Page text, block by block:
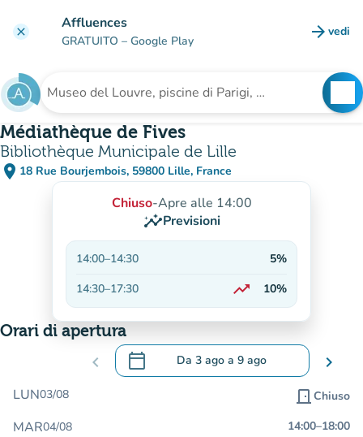
clear Affluences
GRATUITO – Google Play arrow_forward vedi
Cerca una struttura
Médiathèque de Fives
Bibliothèque Municipale de Lille
place 18 Rue Bourjembois, 59800 Lille, France
(apri in Google Maps)
(nuova scheda)
Chiuso-Apre alle 14:00
insightsPrevisioni
14:00–14:30
5%
14:30–17:30 trending_up
In aumento
10%
Orari di apertura
chevron_left calendar_today Da 3 ago a 9 ago
.Aprire il calendario per modificare le
chevron_right
LUN03/08 door_front Chiuso
MAR04/08 14:00–18:00